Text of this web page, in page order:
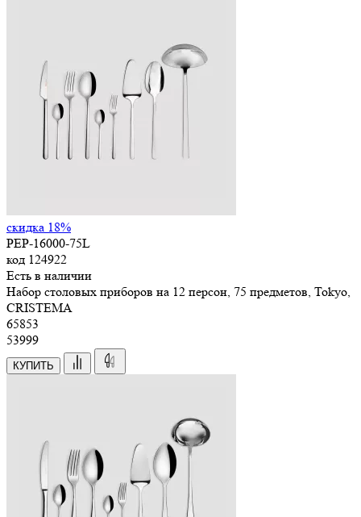
скидка 18%
PEP-16000-75L
код 124922
Есть в наличии
Набор столовых приборов на 12 персон, 75 предметов, Tokyo,
CRISTEMA
65853
53999
КУПИТЬ